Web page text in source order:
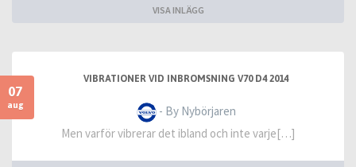
VISA INLÄGG
07
aug
VIBRATIONER VID INBROMSNING V70 D4 2014
- By Nybörjaren
Men varför vibrerar det ibland och inte varje[…]